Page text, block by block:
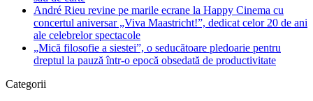
André Rieu revine pe marile ecrane la Happy Cinema cu
concertul aniversar „Viva Maastricht!”, dedicat celor 20 de ani
ale celebrelor spectacole
„Mică filosofie a siestei”, o seducătoare pledoarie pentru
dreptul la pauză într-o epocă obsedată de productivitate
Categorii